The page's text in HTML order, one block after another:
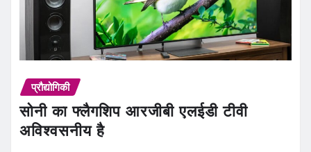
प्रौद्योगिकी
सोनी का फ्लैगशिप आरजीबी एलईडी टीवी
अविश्वसनीय है